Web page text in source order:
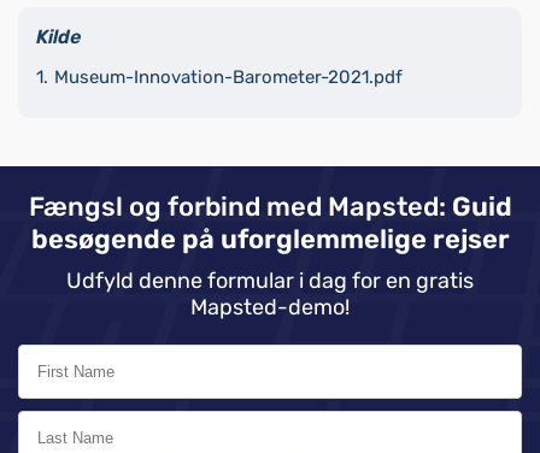
Kilde
Museum-Innovation-Barometer-2021.pdf
Fængsl og forbind med Mapsted: Guid
besøgende på uforglemmelige rejser
Udfyld denne formular i dag for en gratis
Mapsted-demo!